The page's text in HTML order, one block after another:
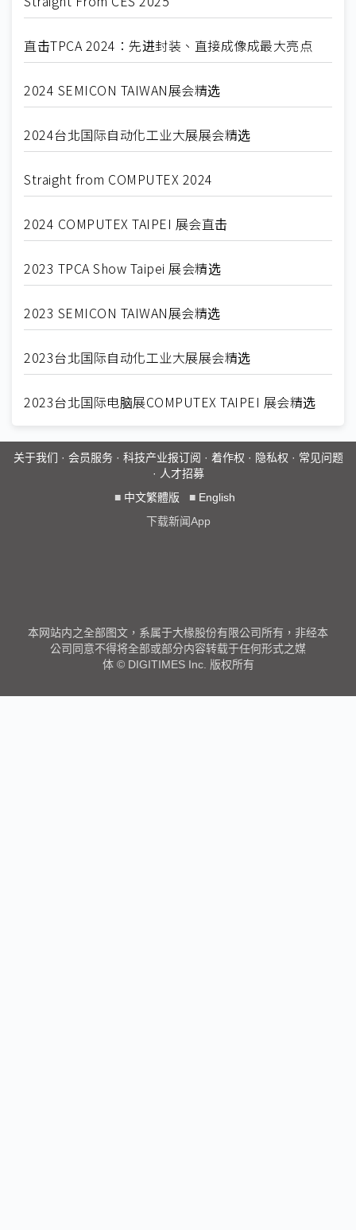
直击TPCA 2024：先进封装、直接成像成最大亮点
2024 SEMICON TAIWAN展会精选
2024台北国际自动化工业大展展会精选
Straight from COMPUTEX 2024
2024 COMPUTEX TAIPEI 展会直击
2023 TPCA Show Taipei 展会精选
2023 SEMICON TAIWAN展会精选
2023台北国际自动化工业大展展会精选
2023台北国际电脑展COMPUTEX TAIPEI 展会精选
关于我们 · 会员服务· 科技产业报订阅 · 着作权 · 隐私权 · 常见问题
· 人才招募
■ 中文繁體版 ■ English
下载新闻App
本网站内之全部图文，系属于大椽股份有限公司所有，非经本
公司同意不得将全部或部分内容转载于任何形式之媒
体 © DIGITIMES Inc. 版权所有